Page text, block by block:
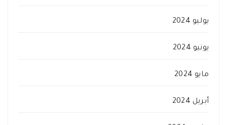
يوليو 2024
يونيو 2024
مايو 2024
أبريل 2024